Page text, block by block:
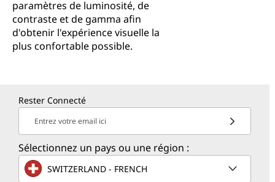
paramètres de luminosité, de
contraste et de gamma afin
d'obtenir l'expérience visuelle la
plus confortable possible.
Rester Connecté
Entrez votre email ici
Sélectionnez un pays ou une région :
SWITZERLAND - FRENCH